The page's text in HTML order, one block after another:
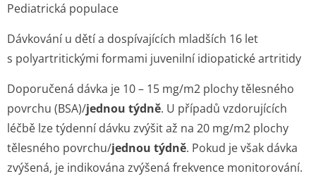
Pediatrická populace
Dávkování u dětí a dospívajících mladších 16 let
s polyartritickými formami juvenilní idiopatické artritidy
Doporučená dávka je 10 – 15 mg/m2 plochy tělesného
povrchu (BSA)/jednou týdně. U případů vzdorujících
léčbě lze týdenní dávku zvýšit až na 20 mg/m2 plochy
tělesného povrchu/jednou týdně. Pokud je však dávka
zvýšená, je indikována zvýšená frekvence monitorování.